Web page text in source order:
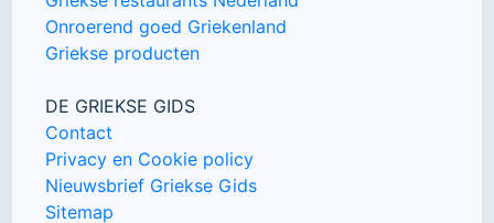
Onroerend goed Griekenland
Griekse producten
DE GRIEKSE GIDS
Contact
Privacy en Cookie policy
Nieuwsbrief Griekse Gids
Sitemap